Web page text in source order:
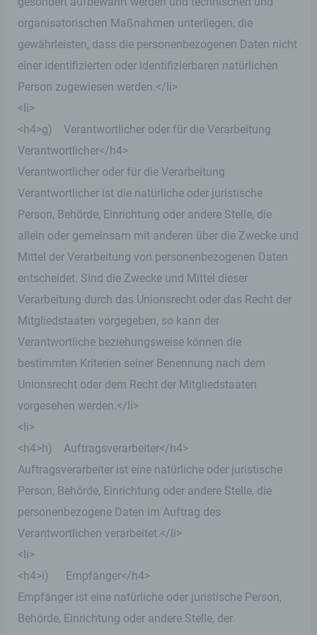
organisatorischen Maßnahmen unterliegen, die
gewährleisten, dass die personenbezogenen Daten nicht
einer identifizierten oder identifizierbaren natürlichen
Person zugewiesen werden.</li>
<li>
<h4>g) Verantwortlicher oder für die Verarbeitung
Verantwortlicher</h4>
Verantwortlicher oder für die Verarbeitung
Verantwortlicher ist die natürliche oder juristische
Person, Behörde, Einrichtung oder andere Stelle, die
allein oder gemeinsam mit anderen über die Zwecke und
Mittel der Verarbeitung von personenbezogenen Daten
entscheidet. Sind die Zwecke und Mittel dieser
Verarbeitung durch das Unionsrecht oder das Recht der
Mitgliedstaaten vorgegeben, so kann der
Verantwortliche beziehungsweise können die
bestimmten Kriterien seiner Benennung nach dem
Unionsrecht oder dem Recht der Mitgliedstaaten
vorgesehen werden.</li>
<li>
<h4>h) Auftragsverarbeiter</h4>
Auftragsverarbeiter ist eine natürliche oder juristische
Person, Behörde, Einrichtung oder andere Stelle, die
personenbezogene Daten im Auftrag des
Verantwortlichen verarbeitet.</li>
<li>
<h4>i) Empfänger</h4>
Empfänger ist eine natürliche oder juristische Person,
Behörde, Einrichtung oder andere Stelle, der